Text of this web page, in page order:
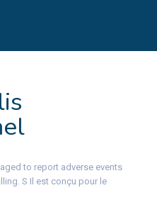
to report adverse events
S Il est conçu pour le